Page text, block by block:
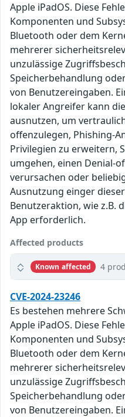
Apple iPadOS. Diese
Komponenten und
Bluetooth oder dem
mehrerer
unzulässige
Speicherbehandlung
von Benutzereingaben.
lokaler Angreifer kann
ausnutzen, um
offenzulegen, Phishing-
Privilegien zu erweitern,
umgehen, einen Denial-
verursachen oder
Ausnutzung einger
Benutzeraktion, wie z.B.
App erforderlich.
Affected products
Known affected 4
CVE-2024-23246
Es bestehen mehrere
Apple iPadOS. Diese
Komponenten und
Bluetooth oder dem
mehrerer
unzulässige
Speicherbehandlung
von Benutzereingaben.